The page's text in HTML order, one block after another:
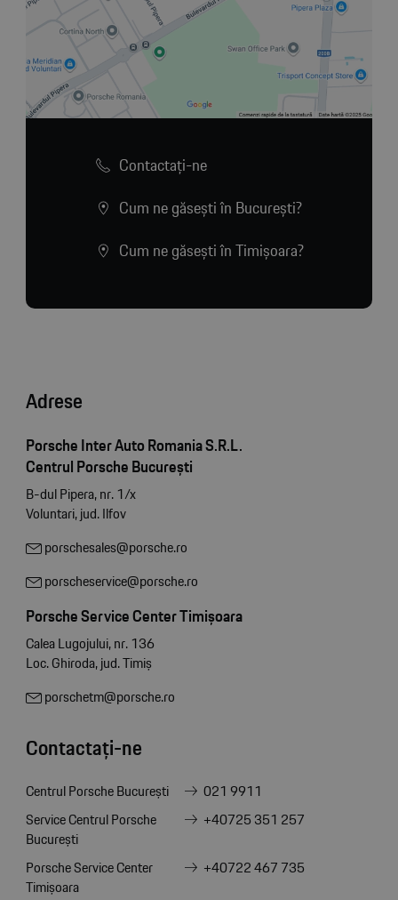
Contactaţi-ne
Cum ne găsești în București?
Cum ne găsești în Timișoara?
Adrese
Porsche Inter Auto Romania S.R.L.
Centrul Porsche București
B-dul Pipera, nr. 1/x
Voluntari, jud. Ilfov
porschesales@porsche.ro
porscheservice@porsche.ro
Porsche Service Center Timișoara
Calea Lugojului, nr. 136
Loc. Ghiroda, jud. Timiș
porschetm@porsche.ro
Contactați-ne
Centrul Porsche București
021 9911
Service Centrul Porsche
București
+40725 351 257
Porsche Service Center
Timișoara
+40722 467 735